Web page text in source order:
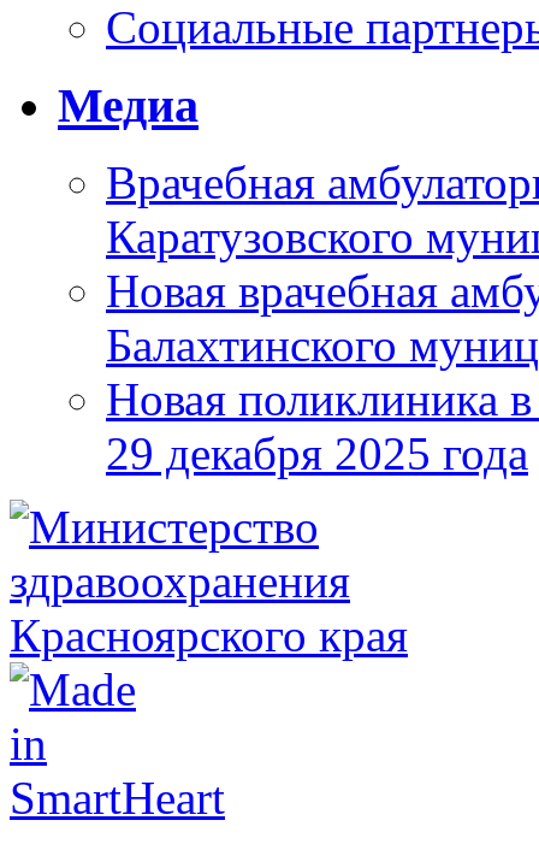
Социальные
Медиа
Врачебная
Каратузовского
Новая врачебная
Балахтинского
Новая поликлиника
29 декабря 2025 года